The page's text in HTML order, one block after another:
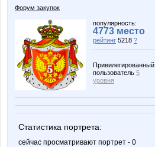
Форум закупок
популярность:
4773 место
рейтинг 5218 ?
Привилегированный
пользователь 5
уровня
Статистика портрета:
сейчас просматривают портрет - 0